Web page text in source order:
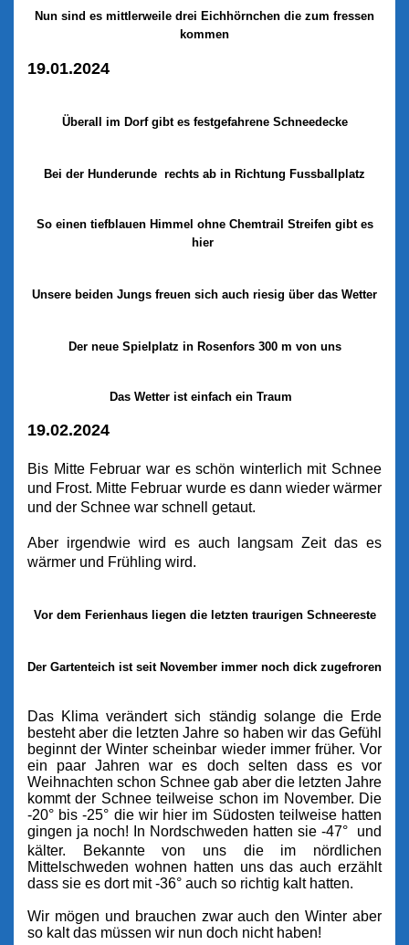
Nun sind es mittlerweile drei Eichhörnchen die zum fressen
kommen
19.01.2024
Überall im Dorf gibt es festgefahrene Schneedecke
Bei der Hunderunde rechts ab in Richtung Fussballplatz
So einen tiefblauen Himmel ohne Chemtrail Streifen gibt es
hier
Unsere beiden Jungs freuen sich auch riesig über das Wetter
Der neue Spielplatz in Rosenfors 300 m von uns
Das Wetter ist einfach ein Traum
19.02.2024
Bis Mitte Februar war es schön winterlich mit Schnee
und Frost. Mitte Februar wurde es dann wieder wärmer
und der Schnee war schnell getaut.
Aber irgendwie wird es auch langsam Zeit das es
wärmer und Frühling wird.
Vor dem Ferienhaus liegen die letzten traurigen Schneereste
Der Gartenteich ist seit November immer noch dick zugefroren
Das Klima verändert sich ständig solange die Erde
besteht aber die letzten Jahre so haben wir das Gefühl
beginnt der Winter scheinbar wieder immer früher. Vor
ein paar Jahren war es doch selten dass es vor
Weihnachten schon Schnee gab aber die letzten Jahre
kommt der Schnee teilweise schon im November. Die
-20° bis -25° die wir hier im Südosten teilweise hatten
gingen ja noch! In Nordschweden hatten sie -47°
und
kälter. Bekannte von uns die im nördlichen
Mittelschweden wohnen hatten uns das auch erzählt
dass sie es dort mit -36° auch so richtig kalt hatten.
Wir mögen und brauchen zwar auch den Winter aber
so kalt das müssen wir nun doch nicht haben!